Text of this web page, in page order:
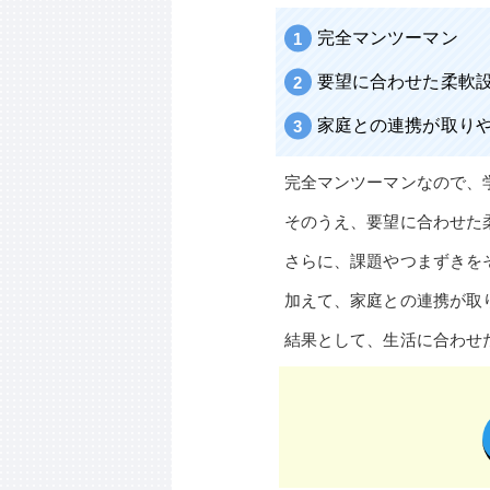
完全マンツーマン
要望に合わせた柔軟
家庭との連携が取り
完全マンツーマンなので
そのうえ、要望に合わせ
さらに、課題やつまずき
加えて、家庭との連携が
結果として、生活に合わせ